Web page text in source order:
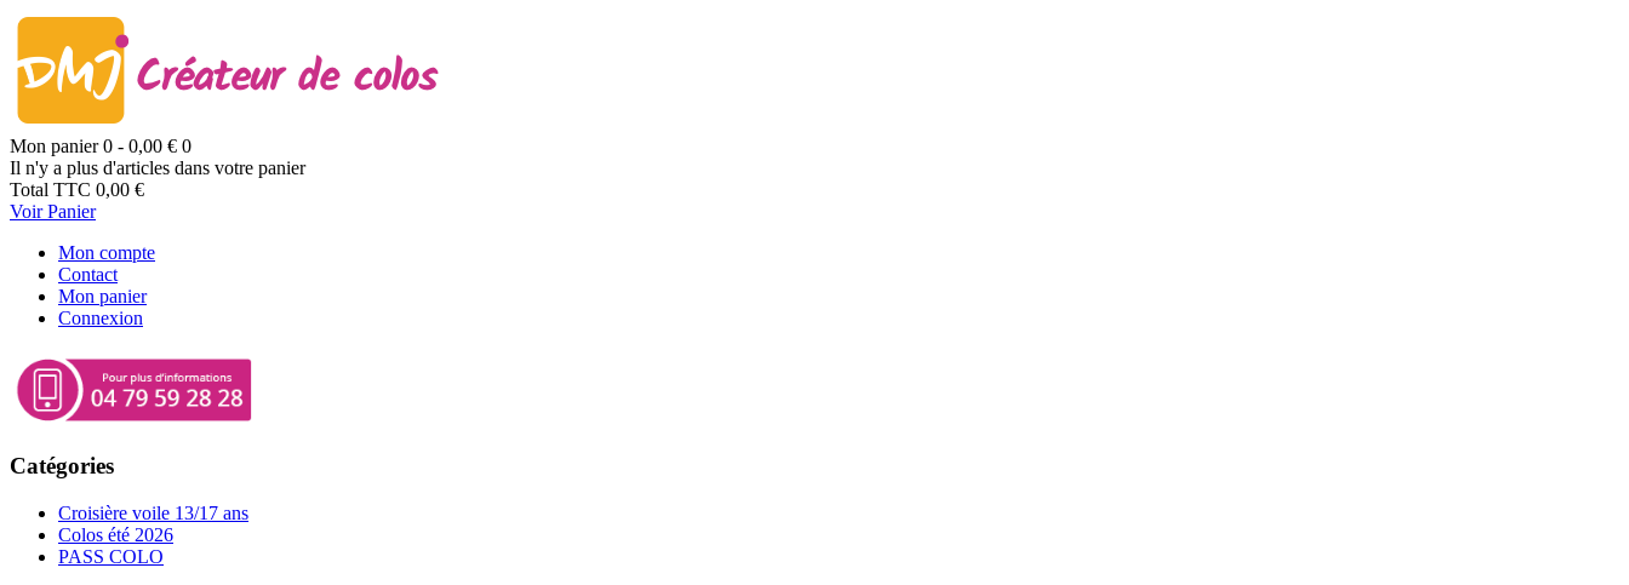
Mon panier 0 - 0,00 € 0
Il n'y a plus d'articles dans votre panier
Total TTC 0,00 €
Voir Panier
Mon compte
Contact
Mon panier
Connexion
Catégories
Croisière voile 13/17 ans
Colos été 2026
PASS COLO